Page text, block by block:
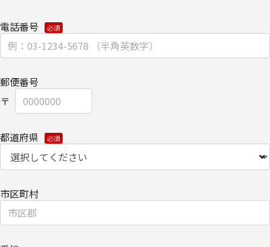
なお、上記利用目的の範囲で利用するにあたり、当社のグループ会
社およびパートナー企業より直接ご連絡させていただく場合があり
ます。
【委託先に関して】
当社は、委託業務により個人情報を外部へ預託する場合は、適切な
【情報提供の任意性に関して】
個人情報をご提供いただけない場合は、当社からのお問い合わせ対
応/各種情報/サービスをお届けできなくなる場合がございます。
【個人情報の開示/訂正/削除に関して】
電話番号
郵便番号
都道府県
市区町村